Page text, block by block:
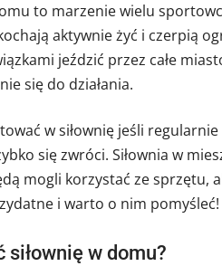
to marzenie wielu
aktywnie żyć i czerpią
jeździć przez całe
się do działania.
w siłownię jeśli
się zwróci. Siłownia w
mogli korzystać ze sprzętu,
i warto o nim pomyśleć!
siłownię w domu?